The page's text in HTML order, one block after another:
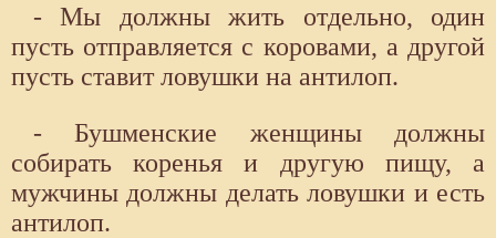
- Мы должны жить отдельно, один
пусть отправляется с коровами, а другой
пусть ставит ловушки на антилоп.
- Бушменские женщины должны
собирать коренья и другую пищу, а
мужчины должны делать ловушки и есть
антилоп.